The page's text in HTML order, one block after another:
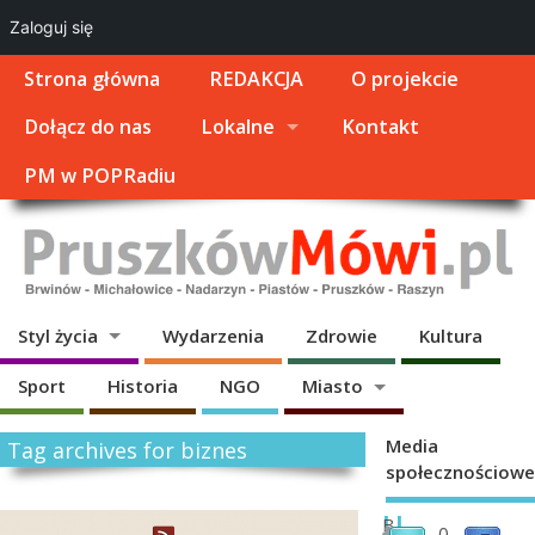
Strona główna REDAKCJA
O projekcie
Dołącz do nas
Lokalne
Kontakt
PM w POPRadiu
Styl życia Wydarzenia Zdrowie Kultura
Sport Historia NGO Miasto
Tag archives for biznes
U
B
Media
społecznościowe
Zaloguj się